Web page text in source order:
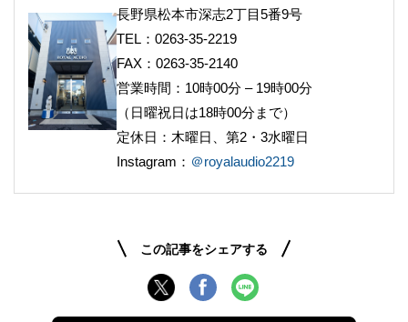
長野県松本市深志2丁目5番9号
TEL：0263-35-2219
FAX：0263-35-2140
営業時間：10時00分 – 19時00分
（日曜祝日は18時00分まで）
定休日：木曜日、第2・3水曜日
Instagram： ＠royalaudio2219
この記事をシェアする